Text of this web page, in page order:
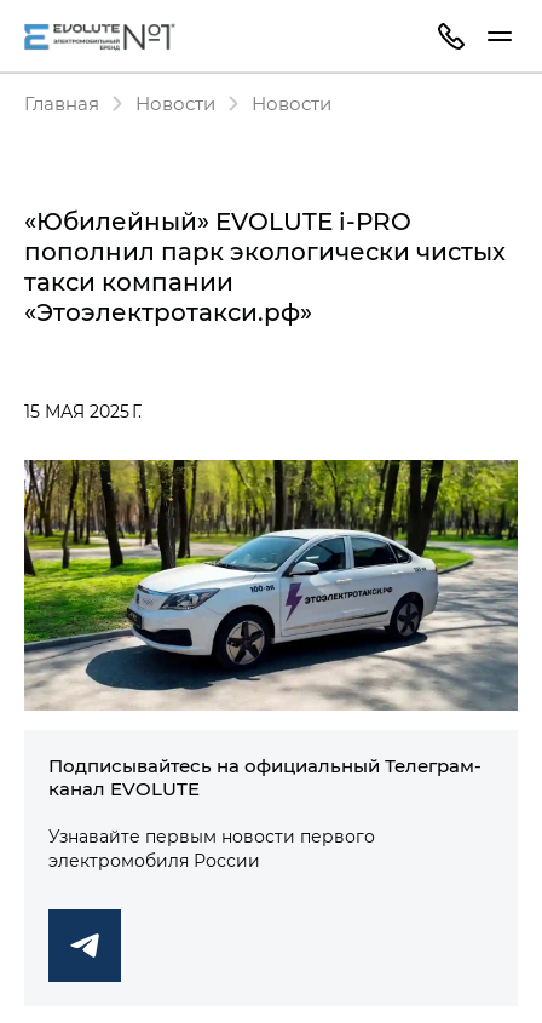
Главная Новости Новости
«Юбилейный» EVOLUTE i‑PRO
пополнил парк экологически чистых
такси компании
«Этоэлектротакси.рф»
15 МАЯ 2025 Г.
Подписывайтесь на официальный Телеграм-
канал EVOLUTE
Узнавайте первым новости первого
электромобиля России